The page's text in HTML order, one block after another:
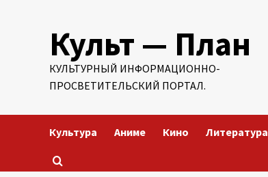
содержимомуКульт — План
КУЛЬТУРНЫЙ ИНФОРМАЦИОННО-
ПРОСВЕТИТЕЛЬСКИЙ ПОРТАЛ.
Культура Аниме Кино Литература